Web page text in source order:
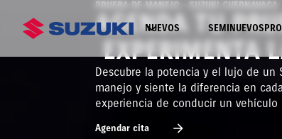
NUEVOS SEMINUEVOS
PRUEBA DE MANEJO - SUZUKI CUERNAVACA
AGENDA TU
EXPERIMENTA
Descubre la potencia y el lujo de un
manejo y siente la diferencia en
experiencia de conducir un vehículo
Agendar cita